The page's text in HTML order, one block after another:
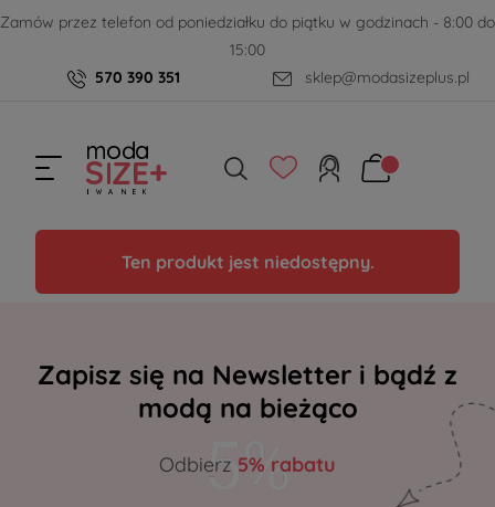
Zamów przez telefon od poniedziałku do piątku w godzinach - 8:00 do
15:00
570 390 351
sklep@modasizeplus.pl
Ten produkt jest niedostępny.
Zapisz się na Newsletter i bądź z
modą na bieżąco
Odbierz 5% rabatu